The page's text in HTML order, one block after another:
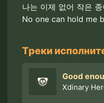
나는 이제 없어 작은
No one can hold me
Треки
Good
Xdinary